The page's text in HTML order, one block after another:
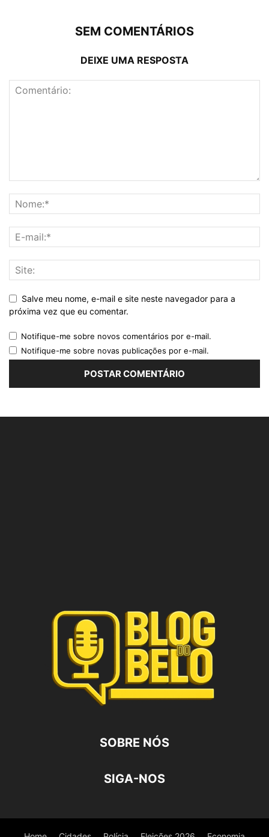
SEM COMENTÁRIOS
DEIXE UMA RESPOSTA
Salve meu nome, e-mail e site neste navegador para a
próxima vez que eu comentar.
Notifique-me sobre novos comentários por e-mail.
Notifique-me sobre novas publicações por e-mail.
SOBRE NÓS
SIGA-NOS